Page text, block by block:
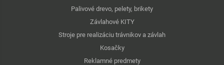
Palivové drevo, pelety, brikety
Závlahové KITY
Stroje pre realizáciu trávnikov a závlah
Kosačky
Reklamné predmety